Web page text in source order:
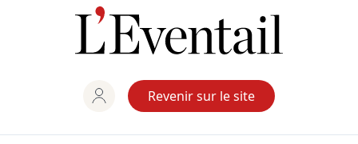
Revenir sur le site